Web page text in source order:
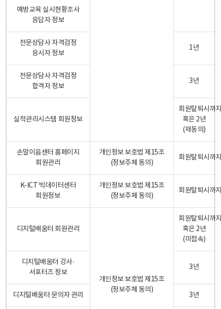
예방교육 실시현황조사
응답자 정보
전문상담사 자격검정
응시자 정보
1년
전문상담사 자격검정
합격자 정보
3년
실적관리시스템 회원정보
회원탈퇴시까
혹은 2년
(재동의)
손말이음센터 홈페이지
회원관리
개인정보 보호법 제15조
(정보주체 동의)
회원탈퇴시까
K-ICT 빅데이터센터
회원정보
개인정보 보호법 제15조
(정보주체 동의)
회원탈퇴시까
디지털배움터 회원관리
개인정보 보호법 제15조
(정보주체 동의)
회원탈퇴시까
혹은 2년
(미접속)
디지털배움터 강사·
서포터즈 정보
3년
디지털배움터 문의자 관리 3년